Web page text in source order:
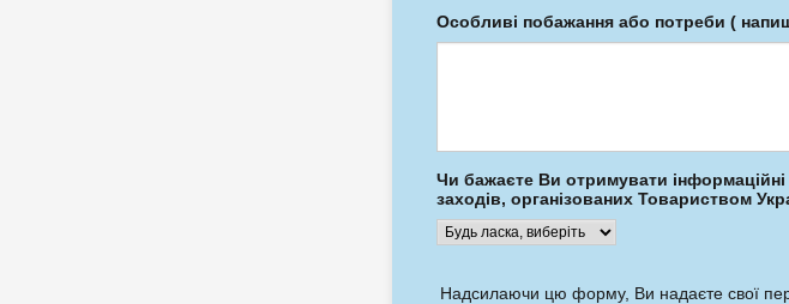
Особливі побажання або потреби (
Чи бажаєте Ви отримувати
заходів, організованих Товариством
Надсилаючи цю форму, Ви надаєте свої